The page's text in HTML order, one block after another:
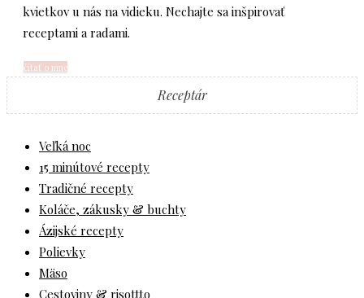
kvietkov u nás na vidieku. Nechajte sa inšpirovať
receptami a radami.
čítať o mne
Receptár
Veľká noc
15 minútové recepty
Tradičné recepty
Koláče, zákusky & buchty
Ázijské recepty
Polievky
Mäso
Cestoviny & risottto